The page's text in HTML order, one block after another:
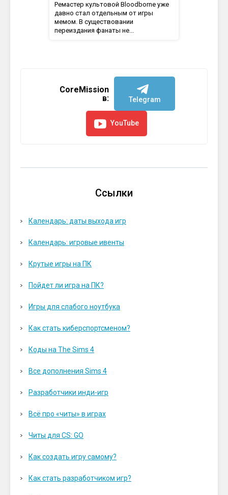
Ремастер культовой Bloodborne уже
давно стал отдельным от игры
мемом. В существовании
переиздания фанаты не...
CoreMission
в:
Telegram
YouTube
Ссылки
Календарь: даты выхода игр
Календарь: игровые ивенты
Крутые игры на ПК
Пойдет ли игра на ПК?
Игры для слабого ноутбука
Как стать киберспортсменом?
Коды на The Sims 4
Все дополнения Sims 4
Разработчики инди-игр
Всё про «читы» в играх
Читы для CS: GO
Как создать игру самому?
Как стать разработчиком игр?